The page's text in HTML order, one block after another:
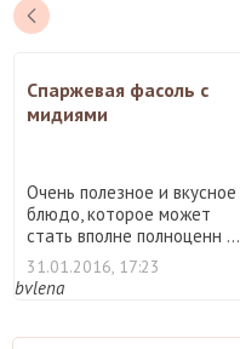
Спаржевая фасоль с
мидиями
Очень полезное и вкусное
блюдо, которое может
стать вполне полноценн ...
31.01.2016, 17:23
bvlena